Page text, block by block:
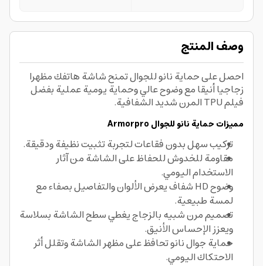
وصف المنتج
احصل على حماية نانو للجوال تمنح شاشة هاتفك مظهرا
زجاجيا أنيقا مع وضوح عالي وحماية يومية عملية بفضل
فيلم TPU المرن شديد الشفافية.
مميزات حماية نانو للجوال Armorpro
تركيب سهل بدون فقاعات لتجربة تثبيت نظيفة ودقيقة.
مقاومة للخدوش للحفاظ على الشاشة من آثار
الاستخدام اليومي.
وضوح HD شفاف يعرض الألوان والتفاصيل بصفاء مع
لمسة طبيعية.
تصميم مرن شبيه بالزجاج يغطي سطح الشاشة بسلاسة
ويعزز الإحساس الأنيق.
حماية جوال نانو تحافظ على مظهر الشاشة وتقلل أثر
الاحتكاك اليومي.